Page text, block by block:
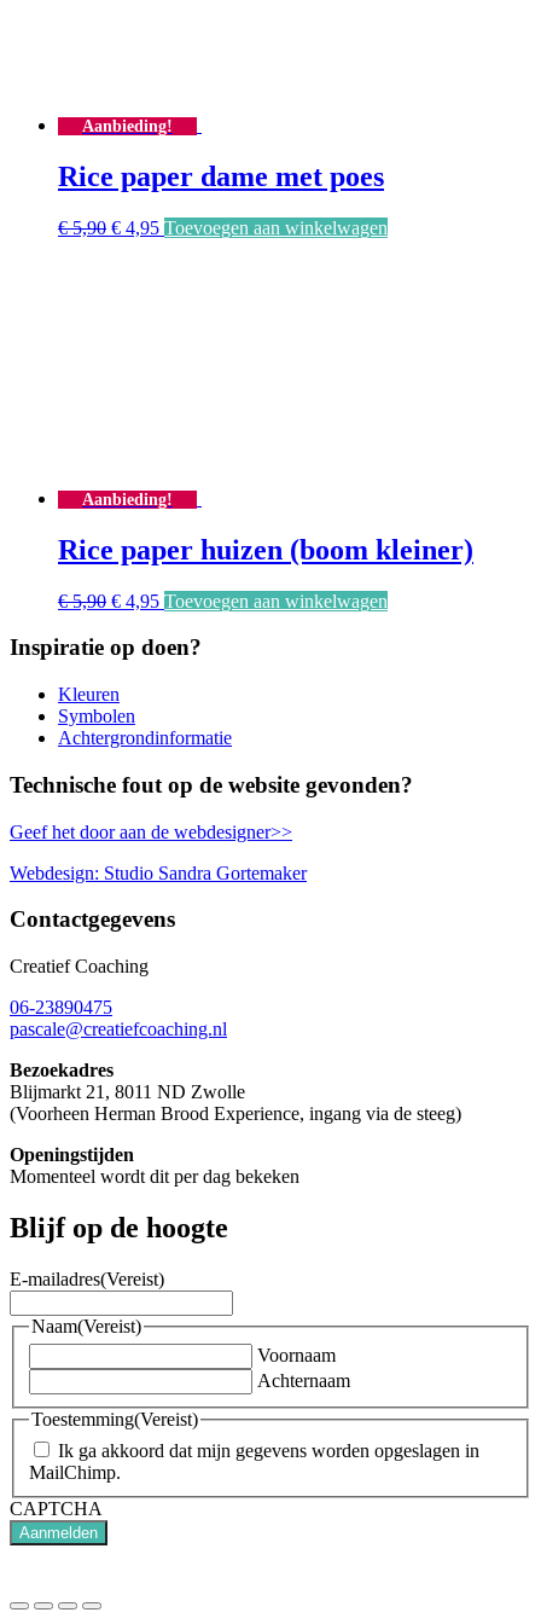
Aanbieding!
Rice paper dame met poes
€5,90 Oorspronkelijke
€ 4,95Huidige
Toevoegen aan winkelwagen
Aanbieding!
Rice paper huizen (boom kleiner)
€5,90 Oorspronkelijke
was:
€ 5,90.
€ 4,95Huidige
is:
Toevoegen aan winkelwagen
Inspiratie op doen?
Kleuren
Symbolen
Achtergrondinformatie
Technische fout op de website gevonden?
Geef het door aan de webdesigner>>
Webdesign: Studio Sandra Gortemaker
Contactgegevens
Creatief Coaching
06-23890475
pascale@creatiefcoaching.nl
Bezoekadres
Blijmarkt 21, 8011 ND Zwolle
(Voorheen Herman Brood Experience, ingang via de steeg)
Openingstijden
Momenteel wordt dit per dag bekeken
Blijf op de hoogte
E-mailadres(Vereist)
Naam(Vereist)
Voornaam
Achternaam
Toestemming(Vereist)
Ik ga akkoord dat mijn gegevens worden opgeslagen in
MailChimp.
CAPTCHA
Aanmelden